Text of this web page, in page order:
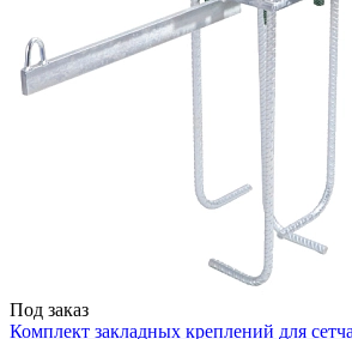
Под заказ
Комплект закладных креплений для